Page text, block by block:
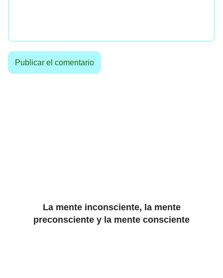
La mente inconsciente, la mente
preconsciente y la mente consciente